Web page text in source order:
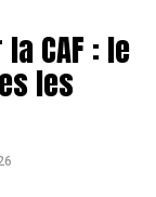
CAF : le
les